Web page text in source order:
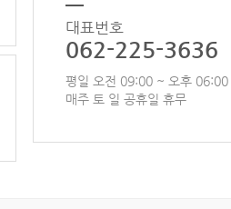
대표번호
062-225-3636
평일 오전 09:00 ~ 오후 06:00
매주 토 일 공휴일 휴무